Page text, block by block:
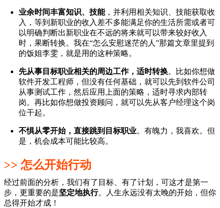
业余时间丰富知识、技能，并利用相关知识、技能获取收
入，等到新职业的收入差不多能满足你的生活所需或者可
以明确判断出新职业在不远的将来就可以带来较好收入
时，果断转换。我在“怎么安慰迷茫的人”那篇文章里提到
的饭姐李雯，就是用的这种策略。
先从事目标职业相关的周边工作，适时转换。比如你想做
软件开发工程师，但没有任何基础，就可以先到软件公司
从事测试工作，然后应用上面的策略，适时寻求内部转
岗。再比如你想做投资顾问，就可以先从客户经理这个岗
位干起。
不惧从零开始，直接跳到目标职业。有魄力，我喜欢。但
是，机会成本可能比较高。
>> 怎么开始行动
经过前面的分析，我们有了目标、有了计划，可这才是第一
步，更重要的是坚定地执行。人生永远没有太晚的开始，但你
总得开始才成！